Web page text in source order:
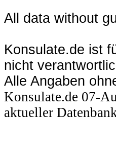
All data without
Konsulate.de ist
nicht
Alle Angaben
Konsulate.de 07-
aktueller